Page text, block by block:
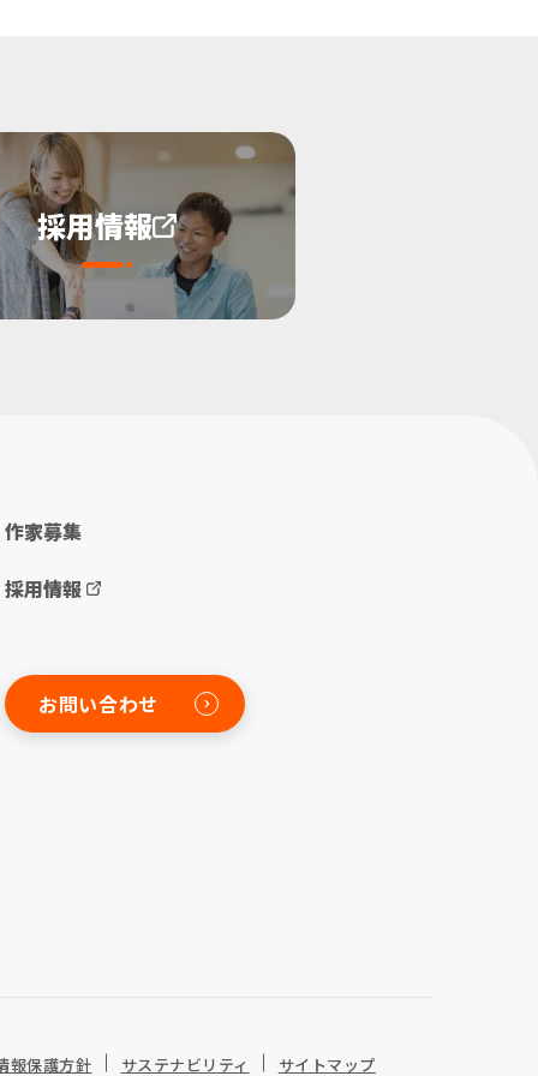
採用情報
作家募集
採用情報
お問い合わせ
報保護方針 サステナビリティ サイトマップ